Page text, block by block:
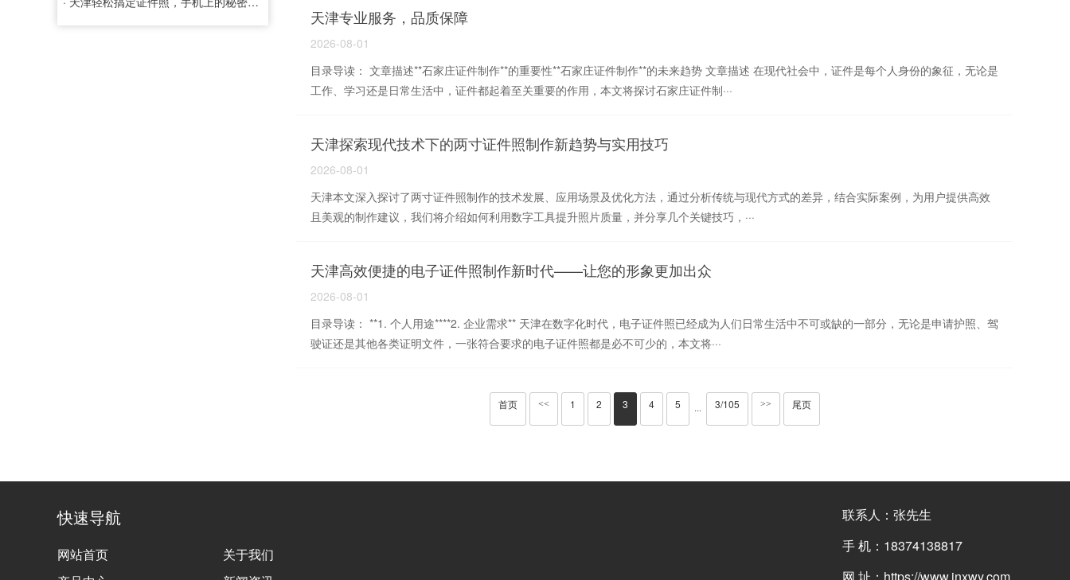
天津专业服务，品质保障
2026-08-01
目录导读： 文章描述**石家庄证件制作**的重要性**石家庄证件制作**的未来趋势 文章描述 在现代社会中，证件是每个人身份的象征，无论是
工作、学习还是日常生活中，证件都起着至关重要的作用，本文将探讨石家庄证件制···
天津探索现代技术下的两寸证件照制作新趋势与实用技巧
2026-08-01
天津本文深入探讨了两寸证件照制作的技术发展、应用场景及优化方法，通过分析传统与现代方式的差异，结合实际案例，为用户提供高效
且美观的制作建议，我们将介绍如何利用数字工具提升照片质量，并分享几个关键技巧，···
天津高效便捷的电子证件照制作新时代——让您的形象更加出众
2026-08-01
目录导读： **1. 个人用途****2. 企业需求** 天津在数字化时代，电子证件照已经成为人们日常生活中不可或缺的一部分，无论是申请护照、驾
驶证还是其他各类证明文件，一张符合要求的电子证件照都是必不可少的，本文将···
首页 << 1 2 3 4 5 ··· 3/105 >> 尾页
快速导航
网站首页
关于我们
联系人：张先生
手 机：18374138817